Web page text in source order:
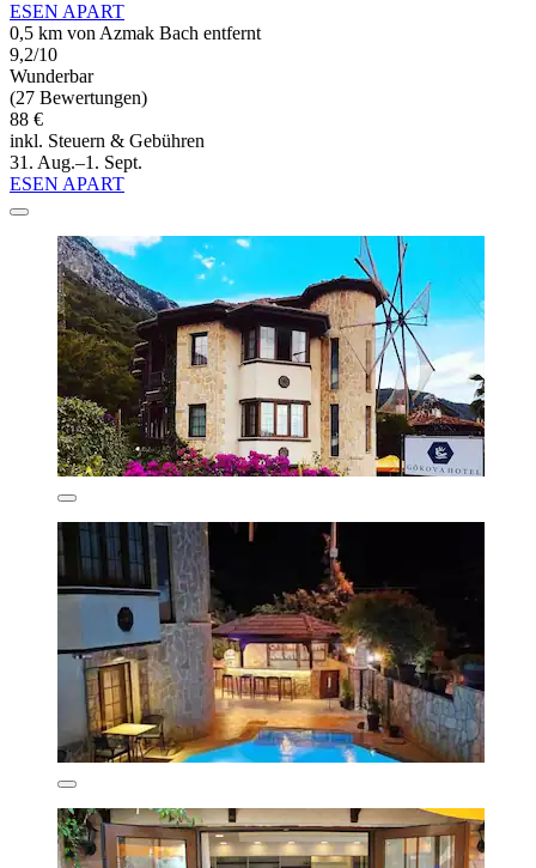
ESEN APART
0,5 km von Azmak Bach entfernt
9,2/10
Wunderbar
(27 Bewertungen)
88 €
inkl. Steuern & Gebühren
31. Aug.–1. Sept.
ESEN APART